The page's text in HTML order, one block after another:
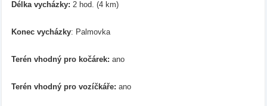
Délka vycházky: 2 hod. (4 km)
Konec vycházky: Palmovka
Terén vhodný pro kočárek: ano
Terén vhodný pro vozíčkáře: ano